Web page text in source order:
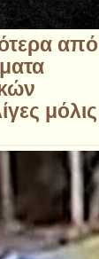
από
μόλις